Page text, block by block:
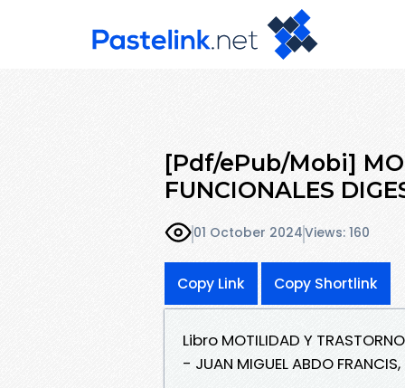
[Pdf/ePub/Mobi]
FUNCIONALES
01 October 2024Views: 160
Copy Link Copy Shortlink
Libro MOTILIDAD Y
- JUAN MIGUEL ABDO